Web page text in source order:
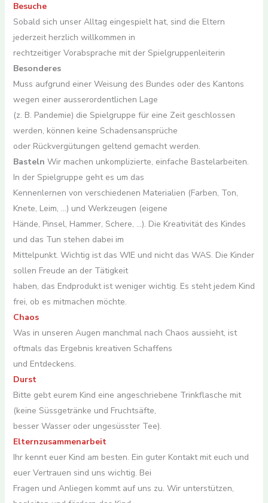
Besuche
Sobald sich unser Alltag eingespielt hat, sind die Eltern
jederzeit herzlich willkommen in
rechtzeitiger Vorabsprache mit der Spielgruppenleiterin
Besonderes
Muss aufgrund einer Weisung des Bundes oder des Kantons
wegen einer ausserordentlichen Lage
(z. B. Pandemie) die Spielgruppe für eine Zeit geschlossen
werden, können keine Schadensansprüche
oder Rückvergütungen geltend gemacht werden.
Basteln Wir machen unkomplizierte, einfache Bastelarbeiten.
In der Spielgruppe geht es um das
Kennenlernen von verschiedenen Materialien (Farben, Ton,
Knete, Leim, …) und Werkzeugen (eigene
Hände, Pinsel, Hammer, Schere, …). Die Kreativität des Kindes
und das Tun stehen dabei im
Mittelpunkt. Wichtig ist das WIE und nicht das WAS. Die Kinder
sollen Freude an der Tätigkeit
haben, das Endprodukt ist weniger wichtig. Es steht jedem Kind
frei, ob es mitmachen möchte.
Chaos
Was in unseren Augen manchmal nach Chaos aussieht, ist
oftmals das Ergebnis kreativen Schaffens
und Entdeckens.
Durst
Bitte gebt eurem Kind eine angeschriebene Trinkflasche mit
(keine Süssgetränke und Fruchtsäfte,
besser Wasser oder ungesüsster Tee).
Elternzusammenarbeit
Ihr kennt euer Kind am besten. Ein guter Kontakt mit euch und
euer Vertrauen sind uns wichtig. Bei
Fragen und Anliegen kommt auf uns zu. Wir unterstützen,